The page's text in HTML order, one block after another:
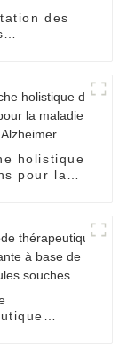
des
holistique
pour la